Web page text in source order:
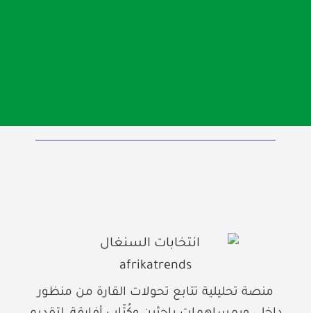
منصة تحليلية تتابع تحولات القارة من منظور